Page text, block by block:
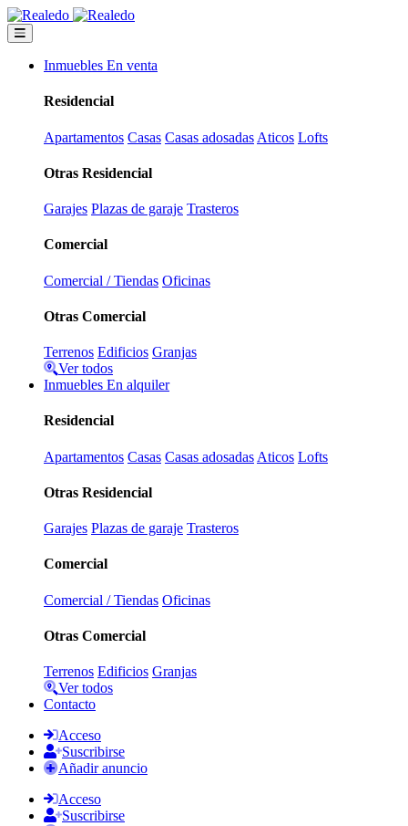
Inmuebles En venta
Residencial
Apartamentos Casas Casas adosadas Aticos Lofts
Otras Residencial
Garajes Plazas de garaje Trasteros
Comercial
Comercial / Tiendas Oficinas
Otras Comercial
Terrenos Edificios Granjas
Ver todos
Inmuebles En alquiler
Residencial
Apartamentos Casas Casas adosadas Aticos Lofts
Otras Residencial
Garajes Plazas de garaje Trasteros
Comercial
Comercial / Tiendas Oficinas
Otras Comercial
Terrenos Edificios Granjas
Ver todos
Contacto
Acceso
Suscribirse
Añadir anuncio
Acceso
Suscribirse